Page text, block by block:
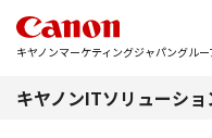
キヤノンマーケティングジャパングルー
キヤノンITソリューシ